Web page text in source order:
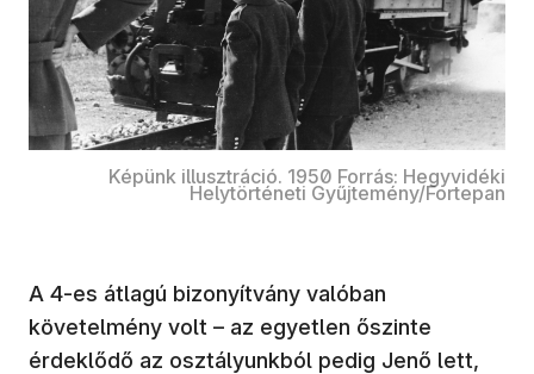
Képünk illusztráció. 1950 Forrás: Hegyvidéki
Helytörténeti Gyűjtemény/Fortepan
A 4-es átlagú bizonyítvány valóban
követelmény volt – az egyetlen őszinte
érdeklődő az osztályunkból pedig Jenő lett,